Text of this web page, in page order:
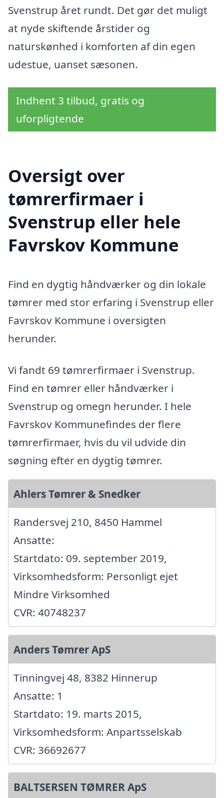
Svenstrup året rundt. Det gør det muligt
at nyde skiftende årstider og
naturskønhed i komforten af din egen
udestue, uanset sæsonen.
Indhent 3 tilbud, gratis og
uforpligtende
Oversigt over
tømrerfirmaer i
Svenstrup eller hele
Favrskov Kommune
Find en dygtig håndværker og din lokale
tømrer med stor erfaring i Svenstrup eller
Favrskov Kommune i oversigten
herunder.
Vi fandt 69 tømrerfirmaer i Svenstrup.
Find en tømrer eller håndværker i
Svenstrup og omegn herunder. I hele
Favrskov Kommunefindes der flere
tømrerfirmaer, hvis du vil udvide din
søgning efter en dygtig tømrer.
Ahlers Tømrer & Snedker
Randersvej 210, 8450 Hammel
Ansatte:
Startdato: 09. september 2019,
Virksomhedsform: Personligt ejet
Mindre Virksomhed
CVR: 40748237
Anders Tømrer ApS
Tinningvej 48, 8382 Hinnerup
Ansatte: 1
Startdato: 19. marts 2015,
Virksomhedsform: Anpartsselskab
CVR: 36692677
BALTSERSEN TØMRER ApS